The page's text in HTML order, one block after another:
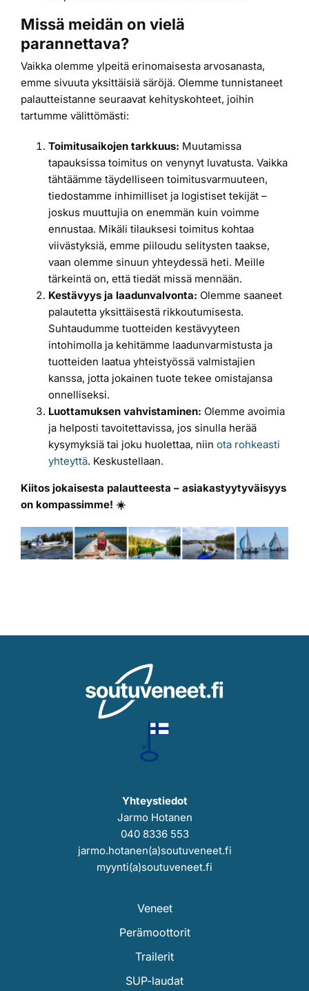
Missä meidän on vielä
parannettava?
Vaikka olemme ylpeitä erinomaisesta arvosanasta,
emme sivuuta yksittäisiä säröjä. Olemme tunnistaneet
palautteistanne seuraavat kehityskohteet, joihin
tartumme välittömästi:
Toimitusaikojen tarkkuus: Muutamissa
tapauksissa toimitus on venynyt luvatusta. Vaikka
tähtäämme täydelliseen toimitusvarmuuteen,
tiedostamme inhimilliset ja logistiset tekijät –
joskus muuttujia on enemmän kuin voimme
ennustaa. Mikäli tilauksesi toimitus kohtaa
viivästyksiä, emme piiloudu selitysten taakse,
vaan olemme sinuun yhteydessä heti. Meille
tärkeintä on, että tiedät missä mennään.
Kestävyys ja laadunvalvonta: Olemme saaneet
palautetta yksittäisestä rikkoutumisesta.
Suhtaudumme tuotteiden kestävyyteen
intohimolla ja kehitämme laadunvarmistusta ja
tuotteiden laatua yhteistyössä valmistajien
kanssa, jotta jokainen tuote tekee omistajansa
onnelliseksi.
Luottamuksen vahvistaminen: Olemme avoimia
ja helposti tavoitettavissa, jos sinulla herää
kysymyksiä tai joku huolettaa, niin ota rohkeasti
yhteyttä. Keskustellaan.
Kiitos jokaisesta palautteesta – asiakastyytyväisyys
on kompassimme! ☀️
Yhteystiedot
Jarmo Hotanen
040 8336 553
jarmo.hotanen(a)soutuveneet.fi
myynti(a)soutuveneet.fi
Veneet
Perämoottorit
Trailerit
SUP-laudat